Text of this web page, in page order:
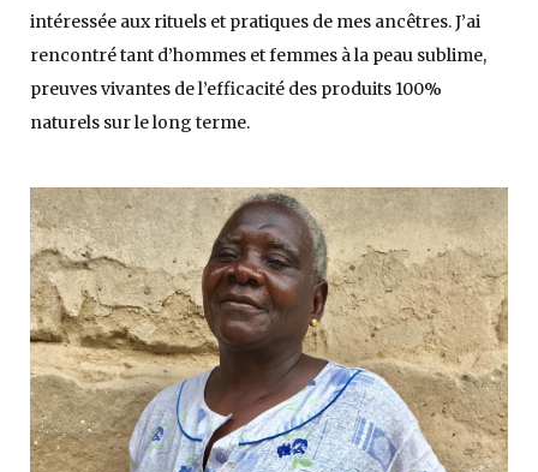
intéressée aux rituels et pratiques de mes ancêtres. J’ai
rencontré tant d’hommes et femmes à la peau sublime,
preuves vivantes de l’efficacité des produits 100%
naturels sur le long terme.